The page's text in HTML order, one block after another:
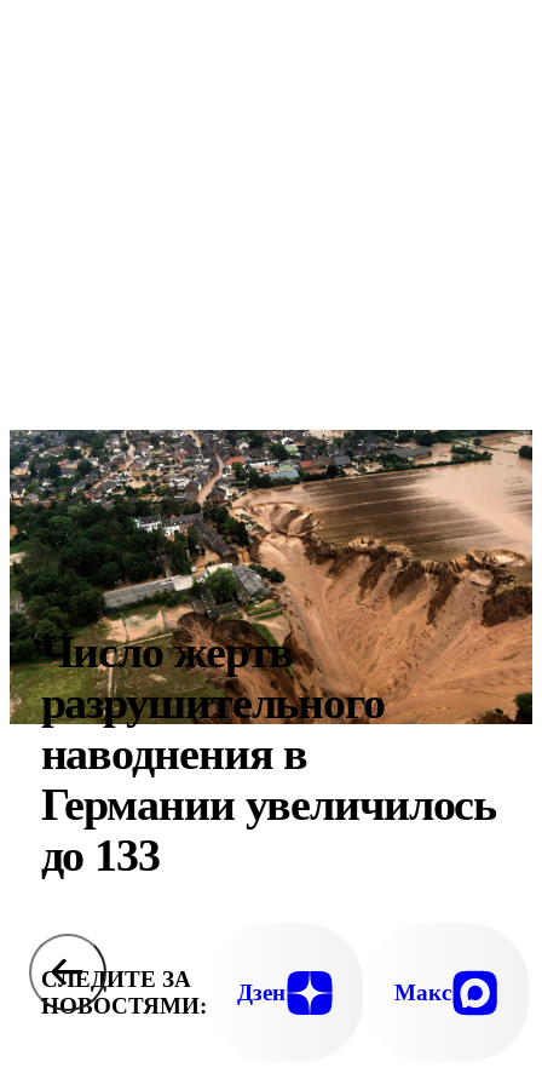
Число жертв
разрушительного
наводнения в
Германии увеличилось
до 133
СЛЕДИТЕ ЗА
НОВОСТЯМИ:
Дзен Макс